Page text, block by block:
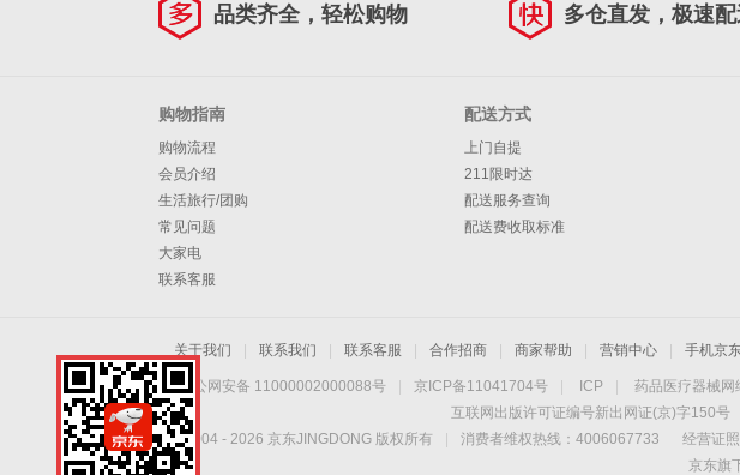
品类齐全，轻松购物 多仓直发，极速
购物指南
购物流程
会员介绍
生活旅行/团购
常见问题
大家电
联系客服
配送方式
上门自提
211限时达
配送服务查询
配送费收取标准
关于我们 联系我们 联系客服 合作招商 商家帮助 营销中心 手机京
京公网安备 11000002000088号 京ICP备11041704号 ICP 药品医疗器械网
互联网出版许可证编号新出网证(京)字150号
Copyright © 2004 - 2026 京东JINGDONG 版权所有 消费者维权热线：4006067733 经营证照
京东旗